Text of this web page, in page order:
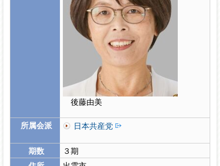
後藤由美
所属会派 日本共産党
期数
３期